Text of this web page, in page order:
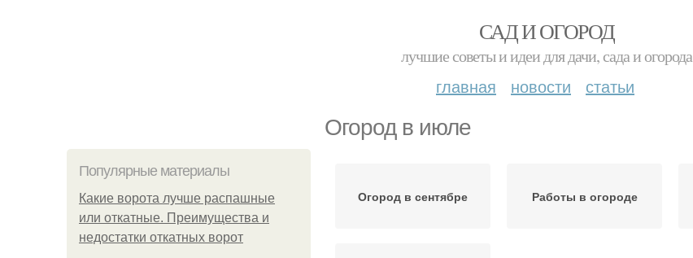
САД И ОГОРОД
лучшие советы и идеи для дачи, сада и огорода
главная новости статьи
Огород в июле
Популярные материалы
Какие ворота лучше распашные
или откатные. Преимущества и
недостатки откатных ворот
Огород в сентябре Работы в огороде